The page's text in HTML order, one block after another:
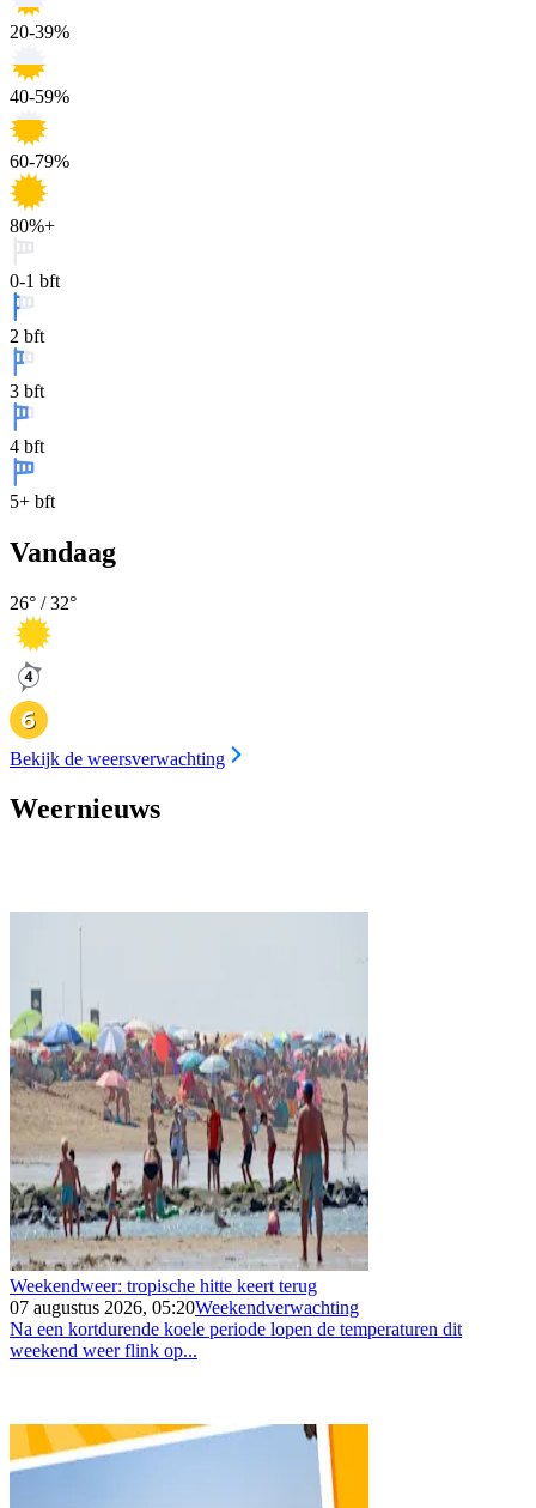
20-39%
40-59%
60-79%
80%+
0-1 bft
2 bft
3 bft
4 bft
5+ bft
Vandaag
26° /32°
Bekijk de weersverwachting
Weernieuws
Weekendweer: tropische hitte keert terug
07 augustus 2026, 05:20Weekendverwachting
Na een kortdurende koele periode lopen de temperaturen dit
weekend weer flink op...